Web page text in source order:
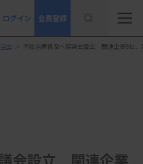
ログイン 会員登録
会 ＞ 不妊治療普及へ協議会設立 関連企業8社、
会設立 関連企業